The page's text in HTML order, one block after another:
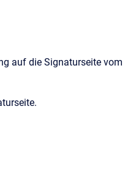
auf die Signaturseite vom